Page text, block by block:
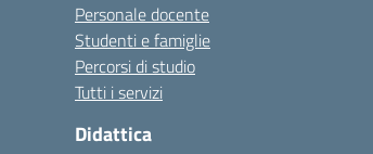
Personale docente
Studenti e famiglie
Percorsi di studio
Tutti i servizi
Didattica